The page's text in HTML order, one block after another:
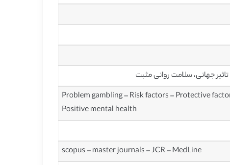
جهانی، سلامت روانی مثبت
Problem gambling – Risk factors – Protective
Positive mental health
scopus – master journals – JCR – MedLine